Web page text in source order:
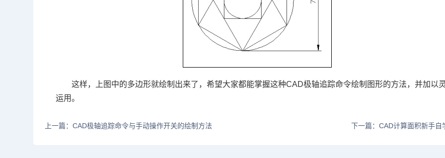
这样，上图中的多边形就绘制出来了，希望大家都能掌握这种CAD极轴追踪命令绘制图形的方法，并加以
运用。
上一篇：CAD极轴追踪命令与手动操作开关的绘制方法 下一篇：CAD计算面积新手自